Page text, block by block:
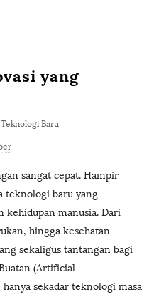
yang
Teknologi Baru
sangat cepat. Hampir
teknologi baru yang
kehidupan manusia. Dari
hingga kesehatan
sekaligus tantangan bagi
(Artificial
sekadar teknologi masa